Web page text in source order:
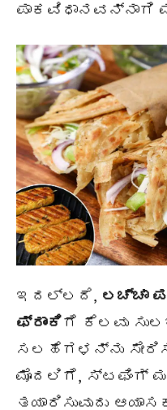
ಪಾಕವಿಧಾನವನ್ನಾಗಿ
ಇದಲ್ಲದೆ, ಲಚ್ಚಾ
ಫ್ರಾಂಕಿಗೆ ಕೆಲವು
ಸಲಹೆಗಳನ್ನು
ಮೊದಲಿಗೆ, ಸ್ಟಫಿಂಗ್
ತಯಾರಿಸುವುದು